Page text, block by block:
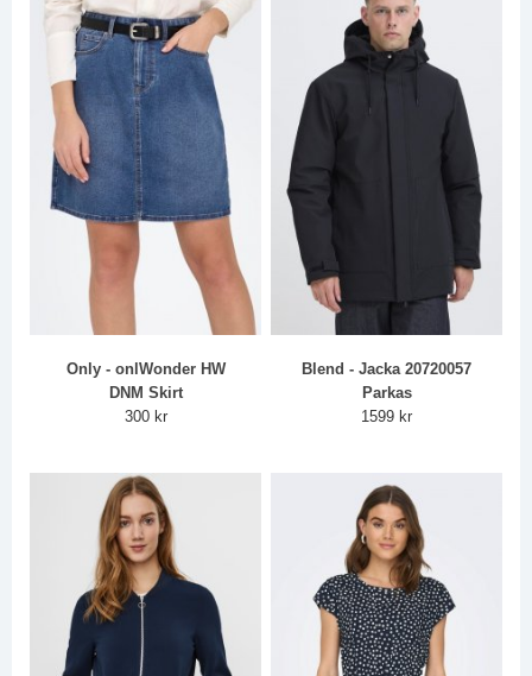
Only - onlWonder HW
DNM Skirt
300 kr
Blend - Jacka 20720057
Parkas
1599 kr